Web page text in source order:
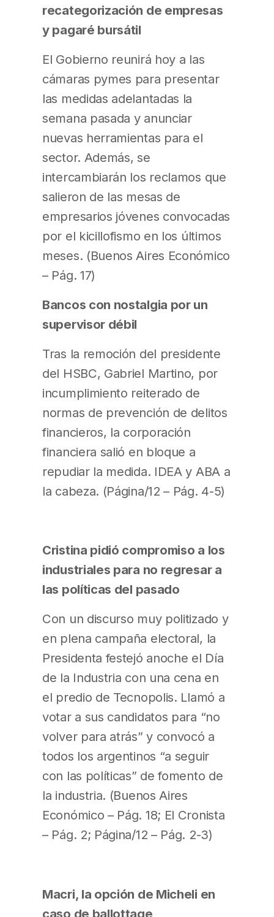
recategorización de empresas
y pagaré bursátil
El Gobierno reunirá hoy a las
cámaras pymes para presentar
las medidas adelantadas la
semana pasada y anunciar
nuevas herramientas para el
sector. Además, se
intercambiarán los reclamos que
salieron de las mesas de
empresarios jóvenes convocadas
por el kicillofismo en los últimos
meses. (Buenos Aires Económico
– Pág. 17)
Bancos con nostalgia por un
supervisor débil
Tras la remoción del presidente
del HSBC, Gabriel Martino, por
incumplimiento reiterado de
normas de prevención de delitos
financieros, la corporación
financiera salió en bloque a
repudiar la medida. IDEA y ABA a
la cabeza. (Página/12 – Pág. 4-5)
Cristina pidió compromiso a los
industriales para no regresar a
las políticas del pasado
Con un discurso muy politizado y
en plena campaña electoral, la
Presidenta festejó anoche el Día
de la Industria con una cena en
el predio de Tecnopolis. Llamó a
votar a sus candidatos para “no
volver para atrás” y convocó a
todos los argentinos “a seguir
con las políticas” de fomento de
la industria. (Buenos Aires
Económico – Pág. 18; El Cronista
– Pág. 2; Página/12 – Pág. 2-3)
Macri, la opción de Micheli en
caso de ballottage